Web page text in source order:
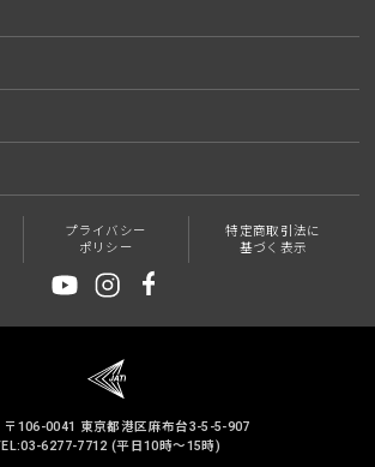
プライバシー
ポリシー
特定商取引法に
基づく表示
〒106-0041 東京都港区麻布台3-5-5-907
6277-7712 (平日10時～15時)